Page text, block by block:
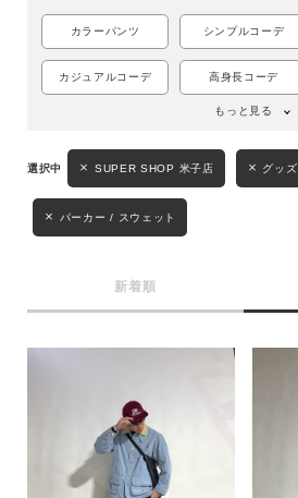
キーワード
MENS LADIES
カテゴリ
カラーパンツ シンプルコーデ
カジュアルコーデ 高身長コーデ
もっと見る
SUPER SHOP 米子店 グッズ
パーカー / スウェット
新着順